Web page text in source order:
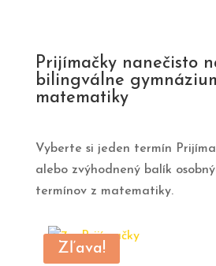
Prijímačky nanečisto
bilingválne
matematiky
Vyberte si jeden termín
alebo zvýhodnený balík
termínov z matematiky.
Zľava!